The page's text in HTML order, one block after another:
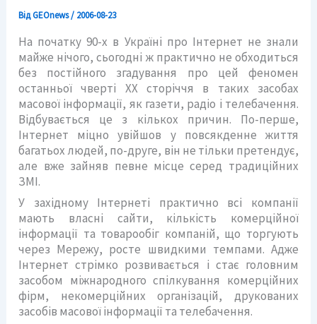
ВідGEOnews/ 2006-08-23
На початку 90-х в Україні про Інтернет не знали
майже нічого, сьогодні ж практично не обходиться
без постійного згадування про цей феномен
останньої чверті XX сторіччя в таких засобах
масової інформації, як газети, радіо і телебачення.
Відбувається це з кількох причин. По-перше,
Інтернет міцно увійшов у повсякденне життя
багатьох людей, по-друге, він не тільки претендує,
але вже зайняв певне місце серед традиційних
ЗМІ.
У західному Інтернеті практично всі компанії
мають власні сайти, кількість комерційної
інформації та товарообіг компаній, що торгують
через Мережу, росте швидкими темпами. Адже
Інтернет стрімко розвивається і стає головним
засобом міжнародного спілкування комерційних
фірм, некомерційних організацій, друкованих
засобів масової інформації та телебачення.